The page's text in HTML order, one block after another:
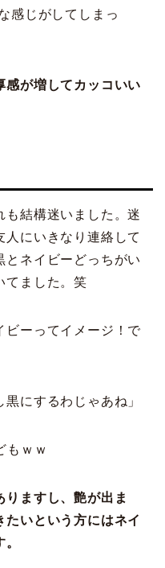
感じがしてしまっ
感が増してカッコいい
も結構迷いました。迷
人にいきなり連絡して
とネイビーどっちがい
てました。笑
ビーってイメージ！で
にするわじゃあね」
もｗｗ
ますし、艶が出ま
いという方にはネイ